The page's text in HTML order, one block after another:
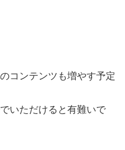
コンテンツも増やす予定
いただけると有難いで